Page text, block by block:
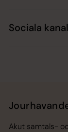
Sociala
Akut samtals-